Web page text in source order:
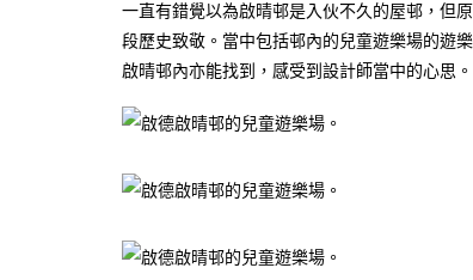
一直有錯覺以為啟晴邨是入伙不久的屋邨，但
段歷史致敬。當中包括邨內的兒童遊樂場的遊
啟晴邨內亦能找到，感受到設計師當中的心思。